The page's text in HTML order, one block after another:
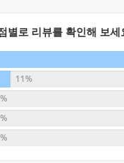
임현은 특유의 세심함
.
화를 할 때 나는 내가
이해하기 때문에 필
거든요.”
별로 리뷰를 확인해 보세
11%